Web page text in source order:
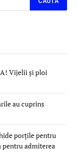
Vijelii și ploi
au cuprins
porțile pentru
admiterea